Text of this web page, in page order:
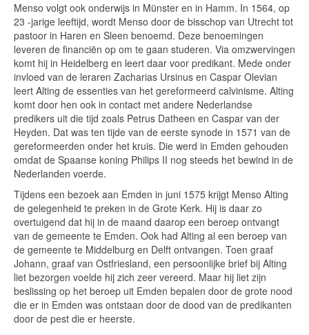
Menso volgt ook onderwijs in Münster en in Hamm. In 1564, op
23 -jarige leeftijd, wordt Menso door de bisschop van Utrecht tot
pastoor in Haren en Sleen benoemd. Deze benoemingen
leveren de financiën op om te gaan studeren. Via omzwervingen
komt hij in Heidelberg en leert daar voor predikant. Mede onder
invloed van de leraren Zacharias Ursinus en Caspar Olevian
leert Alting de essenties van het gereformeerd calvinisme. Alting
komt door hen ook in contact met andere Nederlandse
predikers uit die tijd zoals Petrus Datheen en Caspar van der
Heyden. Dat was ten tijde van de eerste synode in 1571 van de
gereformeerden onder het kruis. Die werd in Emden gehouden
omdat de Spaanse koning Philips II nog steeds het bewind in de
Nederlanden voerde.
Tijdens een bezoek aan Emden in juni 1575 krijgt Menso Alting
de gelegenheid te preken in de Grote Kerk. Hij is daar zo
overtuigend dat hij in de maand daarop een beroep ontvangt
van de gemeente te Emden. Ook had Alting al een beroep van
de gemeente te Middelburg en Delft ontvangen. Toen graaf
Johann, graaf van Ostfriesland, een persoonlijke brief bij Alting
liet bezorgen voelde hij zich zeer vereerd. Maar hij liet zijn
beslissing op het beroep uit Emden bepalen door de grote nood
die er in Emden was ontstaan door de dood van de predikanten
door de pest die er heerste.